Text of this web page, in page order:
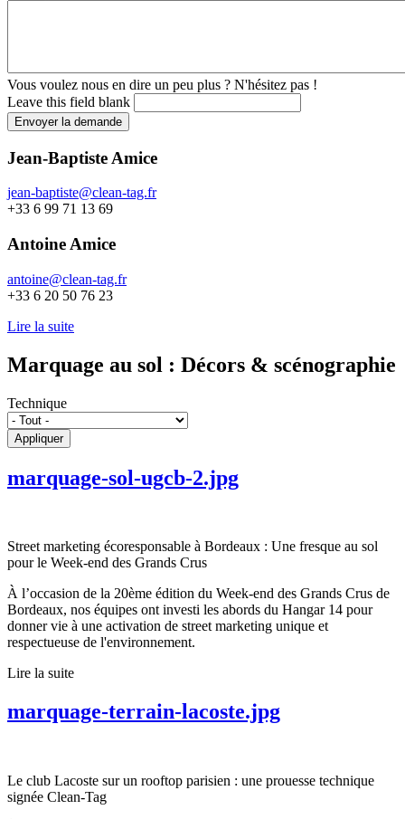
Vous voulez nous en dire un peu plus ? N'hésitez pas !
Leave this field blank
Envoyer la demande
Jean-Baptiste Amice
jean-baptiste@clean-tag.fr
+33 6 99 71 13 69
Antoine Amice
antoine@clean-tag.fr
+33 6 20 50 76 23
Lire la suite
Marquage au sol : Décors & scénographie
Technique
Appliquer
marquage-sol-ugcb-2.jpg
Street marketing écoresponsable à Bordeaux : Une fresque au sol
pour le Week-end des Grands Crus
À l’occasion de la 20ème édition du Week-end des Grands Crus de
Bordeaux, nos équipes ont investi les abords du Hangar 14 pour
donner vie à une activation de street marketing unique et
respectueuse de l'environnement.
Lire la suite
marquage-terrain-lacoste.jpg
Le club Lacoste sur un rooftop parisien : une prouesse technique
signée Clean-Tag